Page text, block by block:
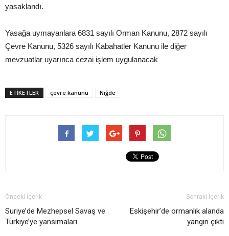
yasaklandı.
Yasağa uymayanlara 6831 sayılı Orman Kanunu, 2872 sayılı
Çevre Kanunu, 5326 sayılı Kabahatler Kanunu ile diğer
mevzuatlar uyarınca cezai işlem uygulanacak
ETIKETLER çevre kanunu Niğde
Önceki İçerik
Suriye’de Mezhepsel Savaş ve
Türkiye’ye yansımaları
Sonraki İçerik
Eskişehir’de ormanlık alanda
yangın çıktı